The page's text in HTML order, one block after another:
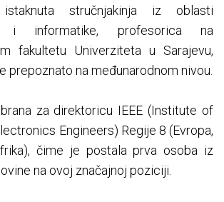
stručnjakinja iz oblasti
i informatike, profesorica na
fakultetu Univerziteta u Sarajevu,
prepoznato na međunarodnom nivou.
za direktoricu IEEE (Institute of
Engineers) Regije 8 (Evropa,
čime je postala prva osoba iz
na ovoj značajnoj poziciji.